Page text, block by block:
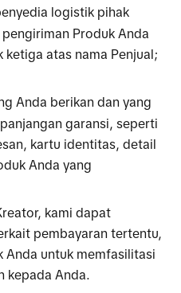
logistik pihak
Produk Anda
atas nama Penjual;
Anda berikan dan yang
garansi, seperti
kartu identitas, detail
Anda yang
kami dapat
pembayaran tertentu,
Anda untuk memfasilitasi
kepada Anda.